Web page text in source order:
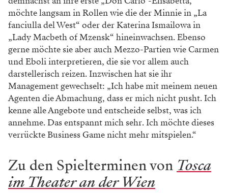
möchte langsam in Rollen wie die der Minnie in „La
fanciulla del West“ oder der Katerina Ismailowa in
„Lady Macbeth of Mzensk“ hineinwachsen. Ebenso
gerne möchte sie aber auch Mezzo-Partien wie Carmen
und Eboli interpretieren, die sie vor allem auch
darstellerisch reizen. Inzwischen hat sie ihr
Management gewechselt: „Ich habe mit meinem neuen
Agenten die Abmachung, dass er mich nicht pusht. Ich
kenne alle Angebote und entscheide selbst, was ich
annehme. Das entspannt mich sehr. Ich möchte dieses
verrückte Business Game nicht mehr mitspielen.“
Zu den Spielterminen von Tosca
im Theater an der Wien